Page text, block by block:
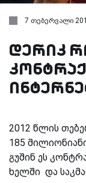
7 თებერვალი
დერიკ
2012 წლის
185
გუშინ ეს
ხელში და